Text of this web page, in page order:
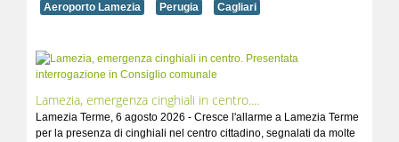
Aeroporto Lamezia Perugia Cagliari
Lamezia, emergenza cinghiali in centro....
Lamezia Terme, 6 agosto 2026 - Cresce l'allarme a Lamezia Terme
per la presenza di cinghiali nel centro cittadino, segnalati da molte